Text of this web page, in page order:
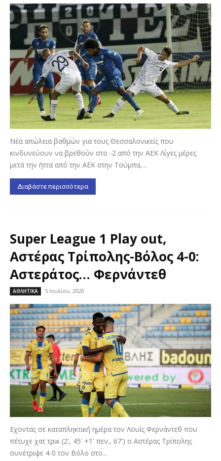
Νέα απώλεια βαθμών για τους Θεσσαλονικείς που
κινδυνεύουν να βρεθούν στο -2 από την ΑΕΚ Λίγες μέρες
μετά την ήττα από την ΑΕΚ στην Τούμπα,...
Διαβάστε περισσότερα
Super League 1 Play out,
Αστέρας Τρίπολης-Βόλος 4-0:
Αστεράτος… Φερνάντεθ
ΑΘΛΗΤΙΚΑ 5 Ιουλίου, 2020
Εχοντας σε καταπληκτική ημέρα τον Λουίς Φερνάντεθ που
πέτυχε χατ τρικ (2', 45' +1' πεν., 67') ο Αστέρας Τρίπολης
συνέτριψε 4-0 τον Βόλο στο...